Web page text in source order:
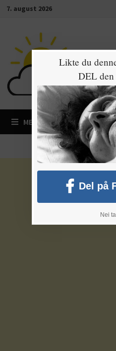
Gå7. august 2026
MENY
Likte du
DEL
Del på
Nei